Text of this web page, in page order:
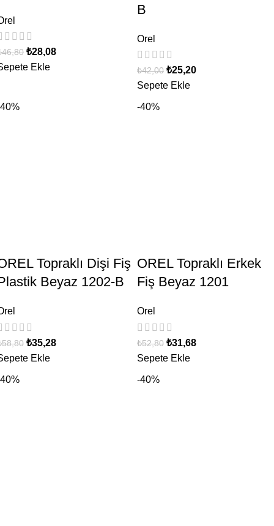
46,80 ₺28,08
Ekle
B
Orel
₺42,00 ₺25,20
Sepete Ekle
Topraklı Dişi Fiş
Beyaz 1202-B
58,80 ₺35,28
Ekle
-40%
OREL Topraklı Erkek
Fiş Beyaz 1201
Orel
₺52,80 ₺31,68
Sepete Ekle
-40%